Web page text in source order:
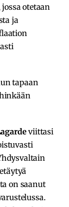
otetaan
ja
tapaan
viittasi
on saanut